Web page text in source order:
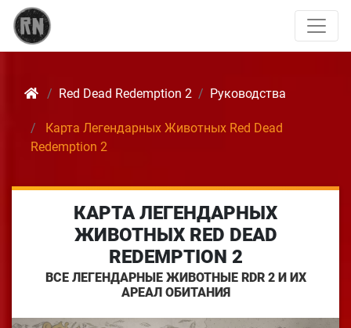
Red Dead Redemption 2 Руководства
Карта Легендарных Животных Red Dead
Redemption 2
КАРТА ЛЕГЕНДАРНЫХ
ЖИВОТНЫХ RED DEAD
REDEMPTION 2
ВСЕ ЛЕГЕНДАРНЫЕ ЖИВОТНЫЕ RDR 2 И ИХ
АРЕАЛ ОБИТАНИЯ